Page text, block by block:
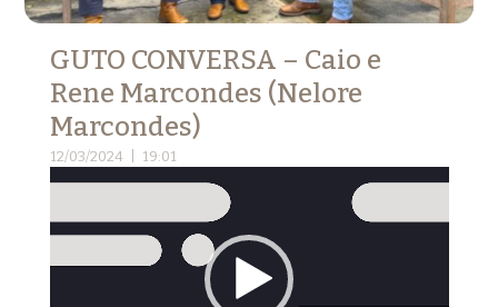
GUTO CONVERSA – Caio e
Rene Marcondes (Nelore
Marcondes)
12/03/2024 | 19:01
Tocador
vídeo